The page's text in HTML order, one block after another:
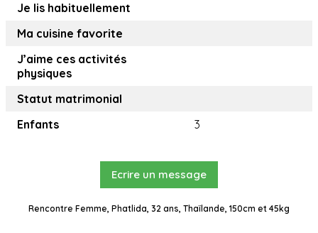
Je lis habituellement
Ma cuisine favorite
J’aime ces activités
physiques
Statut matrimonial
Enfants
3
Ecrire un message
Rencontre Femme, Phatlida, 32 ans, Thaïlande, 150cm et 45kg